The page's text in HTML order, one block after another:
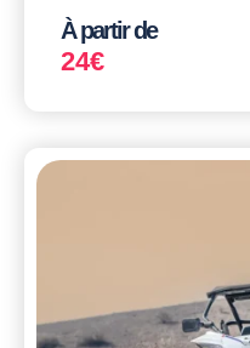
À partir de
24€